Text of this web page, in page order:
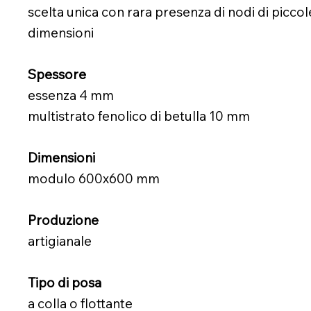
scelta unica con rara presenza di nodi di
dimensioni
Spessore
essenza 4 mm
multistrato fenolico di betulla 10 mm
Dimensioni
modulo 600x600 mm
Produzione
artigianale
Tipo di posa
a colla o flottante